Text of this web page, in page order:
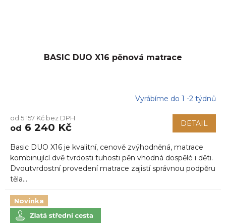
BASIC DUO X16 pěnová matrace
Vyrábíme do 1 -2 týdnů
od 5 157 Kč bez DPH
od 6 240 Kč DETAIL
Basic DUO X16 je kvalitní, cenově zvýhodněná, matrace
kombinující dvě tvrdosti tuhosti pěn vhodná dospělé i děti.
Dvoutvrdostní provedení matrace zajistí správnou podpěru
těla...
Novinka